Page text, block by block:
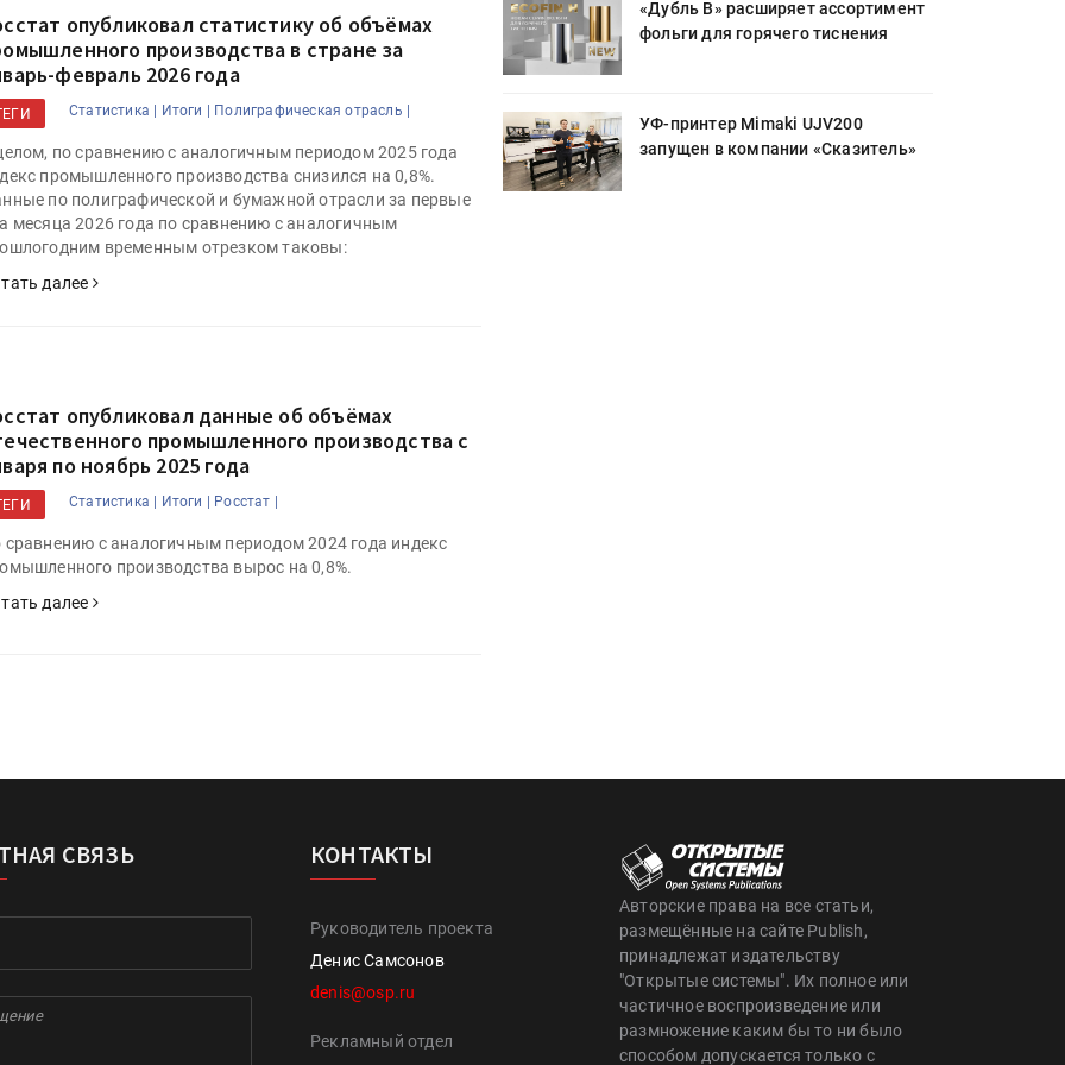
опубликовал статистику об объёмах
производства в стране за
февраль 2026 года
Статистика | Итоги | Полиграфическая отрасль |
по сравнению с аналогичным периодом 2025 года
промышленного производства снизился на 0,8%.
по полиграфической и бумажной отрасли за первые
месяца 2026 года по сравнению с аналогичным
временным отрезком таковы:
далее
опубликовал данные об объёмах
промышленного производства с
по ноябрь 2025 года
Статистика | Итоги | Росстат |
сравнению с аналогичным периодом 2024 года индекс
производства вырос на 0,8%.
далее
фольги для горячего тиснения
УФ-принтер Mimaki UJV200
запущен в компании «Сказитель»
«Дубль В» расширяет ассортимент
фольги для горячего тиснения
УФ-принтер Mimaki UJV200
запущен в компании «Сказитель»
СВЯЗЬ КОНТАКТЫ
Руководитель проекта
Денис Самсонов
denis@osp.ru
Рекламный отдел
Авторские права на все статьи,
размещённые на сайте Publish,
принадлежат издательству
"Открытые системы". Их полное или
частичное воспроизведение или
размножение каким бы то ни было
способом допускается только с